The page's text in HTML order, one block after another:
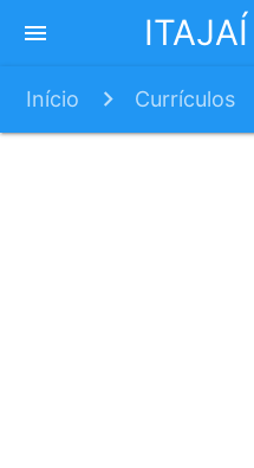
menu
Início Currículos